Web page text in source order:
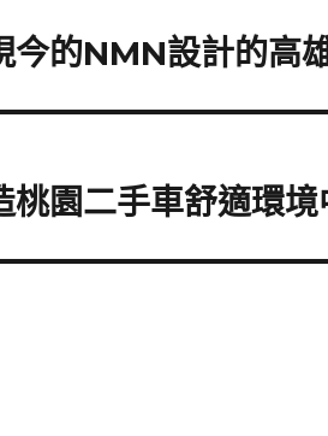
今的NMN設計的高
園二手車舒適環